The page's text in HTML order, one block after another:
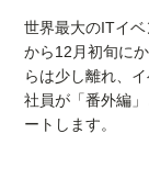
世界最大のITイ
から12月初旬に
らは少し離れ、
社員が「番外編
ートします。